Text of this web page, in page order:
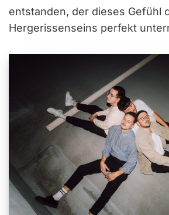
entstanden, der dieses Gefühl
Hergerissenseins perfekt